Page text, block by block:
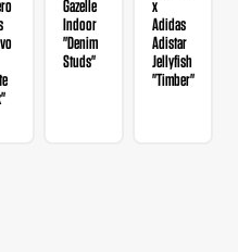
Gazelle
Indoor
"Denim
Studs"
x
Adidas
Adistar
Jellyfish
"Timber"